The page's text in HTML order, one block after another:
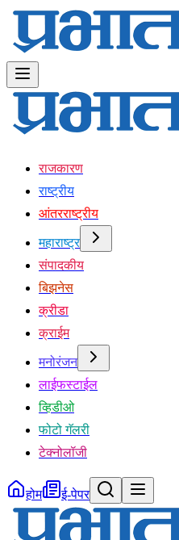
राजकारण
राष्ट्रीय
आंतरराष्ट्रीय
महाराष्ट्र
संपादकीय
बिझनेस
क्रीडा
क्राईम
मनोरंजन
लाईफस्टाईल
व्हिडीओ
फोटो गॅलरी
टेक्नोलॉजी
होम ई-पेपर